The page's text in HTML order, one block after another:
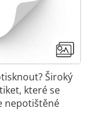
Široký
které se
nepotištěné